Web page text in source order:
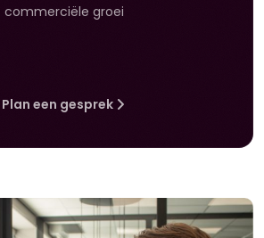
commerciële groei
Plan een gesprek